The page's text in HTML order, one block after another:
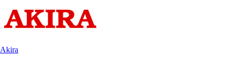
Akira